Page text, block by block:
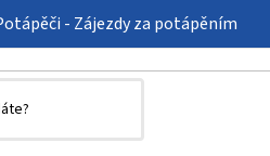
- Zájezdy za potápěním